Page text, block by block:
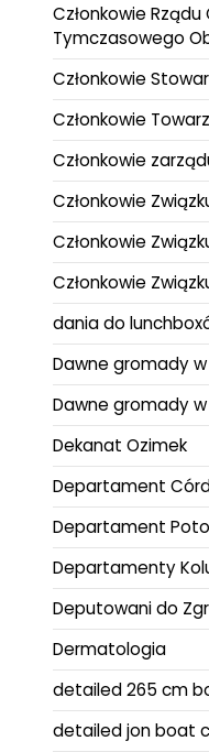
Członkowie
Tymczasowego
Członkowie
Członkowie
Członkowie
Członkowie
Członkowie
Członkowie
dania do
Dawne gromady
Dawne gromady
Dekanat Ozimek
Departament
Departament
Departamenty
Deputowani do
Dermatologia
detailed 265 cm
detailed jon boat